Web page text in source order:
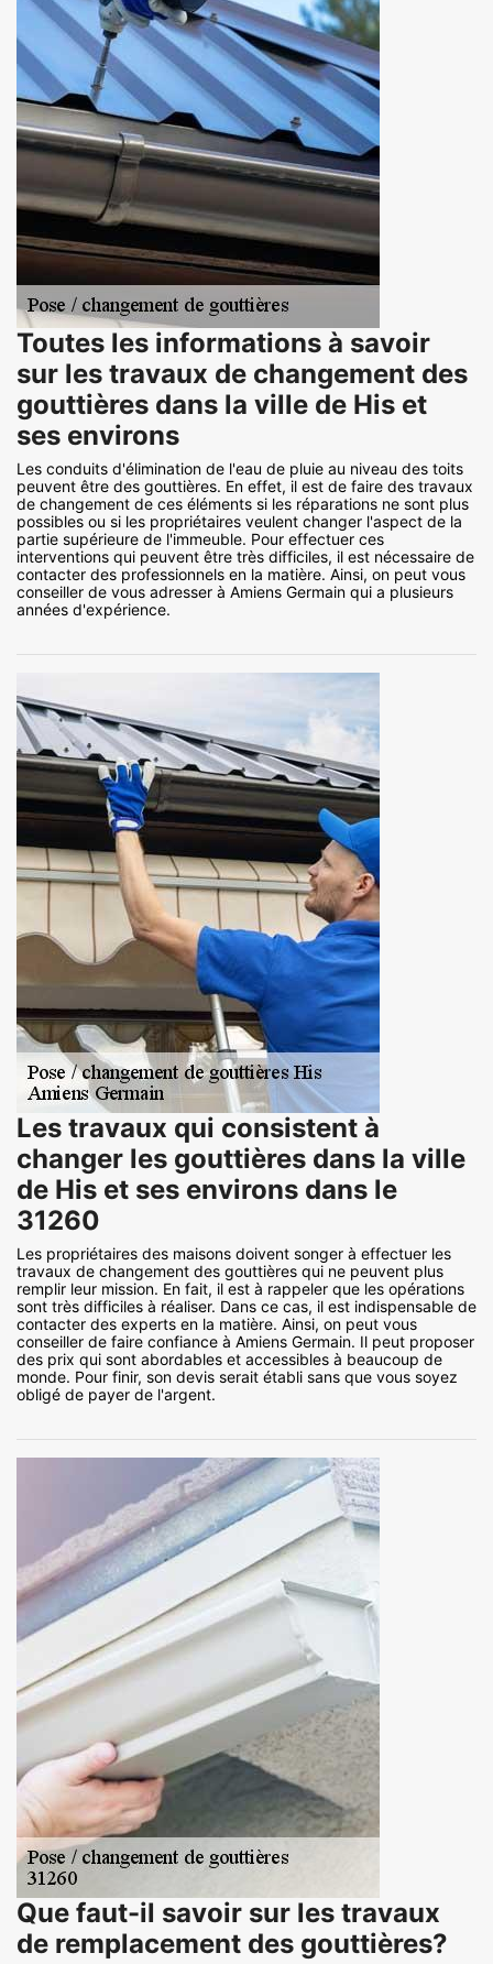
Toutes les informations à savoir
sur les travaux de changement des
gouttières dans la ville de His et
ses environs
Les conduits d'élimination de l'eau de pluie au niveau des toits
peuvent être des gouttières. En effet, il est de faire des travaux
de changement de ces éléments si les réparations ne sont plus
possibles ou si les propriétaires veulent changer l'aspect de la
partie supérieure de l'immeuble. Pour effectuer ces
interventions qui peuvent être très difficiles, il est nécessaire de
contacter des professionnels en la matière. Ainsi, on peut vous
conseiller de vous adresser à Amiens Germain qui a plusieurs
années d'expérience.
Les travaux qui consistent à
changer les gouttières dans la ville
de His et ses environs dans le
31260
Les propriétaires des maisons doivent songer à effectuer les
travaux de changement des gouttières qui ne peuvent plus
remplir leur mission. En fait, il est à rappeler que les opérations
sont très difficiles à réaliser. Dans ce cas, il est indispensable de
contacter des experts en la matière. Ainsi, on peut vous
conseiller de faire confiance à Amiens Germain. Il peut proposer
des prix qui sont abordables et accessibles à beaucoup de
monde. Pour finir, son devis serait établi sans que vous soyez
obligé de payer de l'argent.
Que faut-il savoir sur les travaux
de remplacement des gouttières?